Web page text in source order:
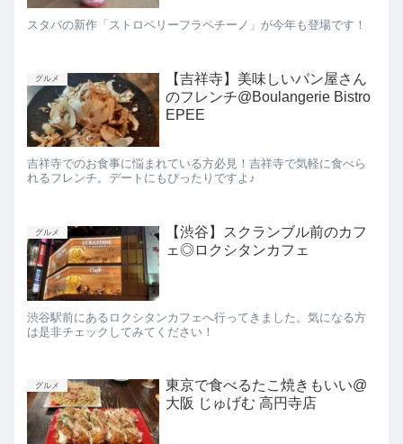
スタバの新作「ストロベリーフラペチーノ」が今年も登場です！
グルメ
【吉祥寺】美味しいパン屋さん
のフレンチ@Boulangerie Bistro
EPEE
吉祥寺でのお食事に悩まれている方必見！吉祥寺で気軽に食べら
れるフレンチ。デートにもぴったりですよ♪
グルメ
【渋谷】スクランブル前のカフ
ェ◎ロクシタンカフェ
渋谷駅前にあるロクシタンカフェへ行ってきました。気になる方
は是非チェックしてみてください！
グルメ
東京で食べるたこ焼きもいい@
大阪 じゅげむ 高円寺店